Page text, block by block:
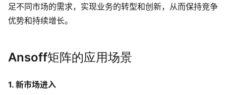
足不同市场的需求，实现业务的转型和创新，从而保持竞争
优势和持续增长。
Ansoff矩阵的应用场景
1. 新市场进入